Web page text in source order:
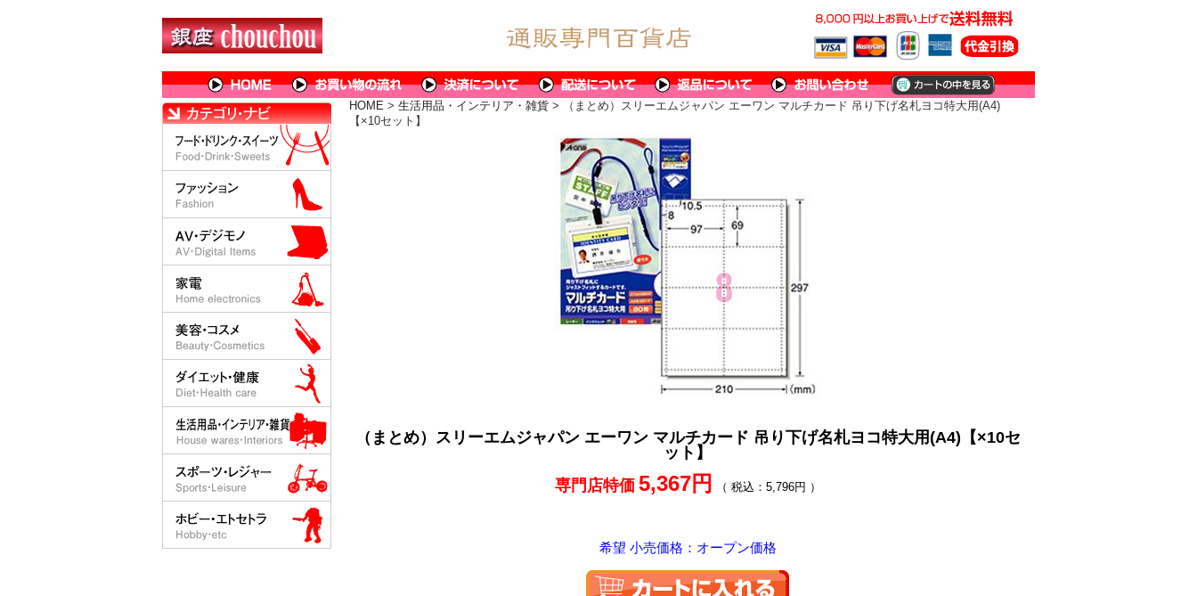
HOME > 生活用品・インテリア・雑貨 > （まとめ）スリーエムジャパン エーワン マルチカード 吊り下げ名札ヨコ特大用(A4)
【×10セット】
（まとめ）スリーエムジャパン エーワン マルチカード 吊り下げ名札ヨコ特大用(A4)【×10セ
ット】
専門店特価 5,367円 （ 税込：5,796円 ）
希望 小売価格：オープン価格